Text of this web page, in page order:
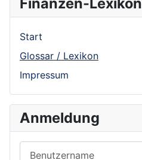
Start
Glossar / Lexikon
Impressum
Anmeldung